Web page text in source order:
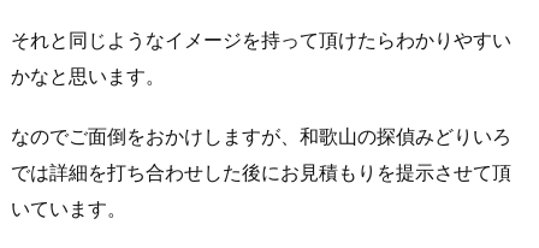
それと同じようなイメージを持って頂けたらわかりやすい
かなと思います。
なのでご面倒をおかけしますが、 和歌山の探偵みどりいろ
では詳細を打ち合わせした後にお見積もりを提示させて頂
いています。